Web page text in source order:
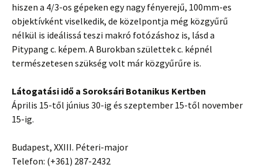
hiszen a 4/3-os gépeken egy nagy fényerejű, 100mm-es
objektívként viselkedik, de közelpontja még közgyűrű
nélkül is ideálissá teszi makró fotózáshoz is, lásd a
Pitypang c. képem. A Burokban születtek c. képnél
természetesen szükség volt már közgyűrűre is.
Látogatási idő a Soroksári Botanikus Kertben
Április 15-től június 30-ig és szeptember 15-től november
15-ig.
Budapest, XXIII. Péteri-major
Telefon: (+361) 287-2432